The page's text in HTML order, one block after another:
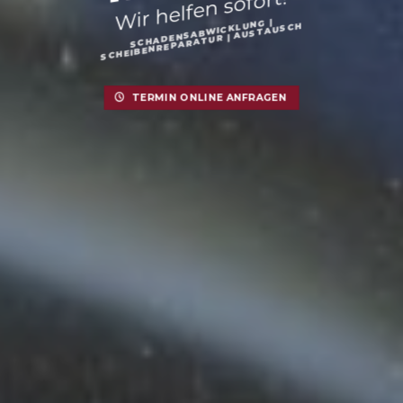
Wir helfen sofort!
SCHADENSABWICKLUNG |
SCHEIBENREPARATUR | AUSTAUSCH
TERMIN ONLINE ANFRAGEN